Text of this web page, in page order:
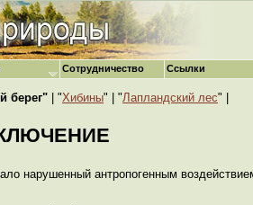
берег" | "Хибины" | "Лапландский лес" |
нарушенный антропогенным
Сотрудничество Ссылки